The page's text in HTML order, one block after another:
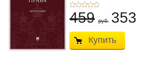
459 руб. 353
Купить